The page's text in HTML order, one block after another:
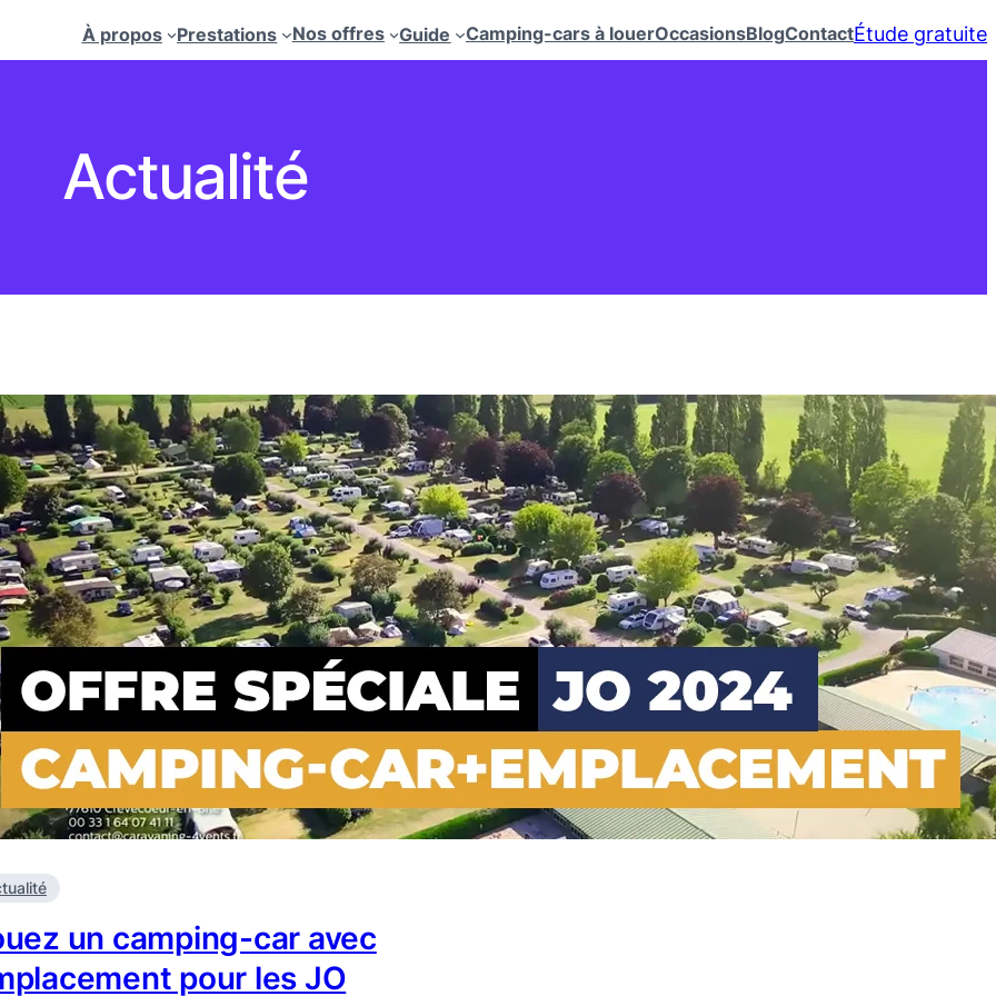
À propos Prestations Nos offres Guide Camping-cars à louerOccasionsBlogContactÉtude gratuite
Actualité
un camping-car avec
pour les JO